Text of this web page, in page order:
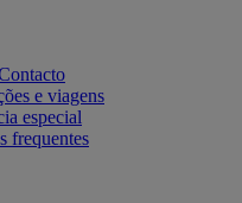
e viagens
especial
frequentes